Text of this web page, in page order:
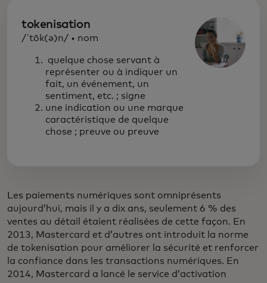
tokenisation
/ˈtōk(ə)n/ • nom
quelque chose servant à
représenter ou à indiquer un
fait, un événement, un
sentiment, etc. ; signe
une indication ou une marque
caractéristique de quelque
chose ; preuve ou preuve
Les paiements numériques sont omniprésents
aujourd’hui, mais il y a dix ans, seulement 6 % des
ventes au détail étaient réalisées de cette façon. En
2013, Mastercard et d’autres ont introduit la norme
de tokenisation pour améliorer la sécurité et renforcer
la confiance dans les transactions numériques. En
2014, Mastercard a lancé le service d’activation